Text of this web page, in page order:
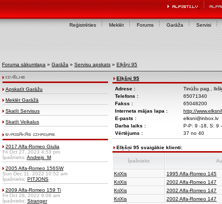
Reģistrēties Meklēt Forums Garāža Servisi
Foruma sākumlapa » Garāža » Servisu apskats » Elķšņi 95
Apskatīt Garāžu
Meklēt Garāžā
Skatīt Servisus
Skatīt Veikalus
2017 Alfa-Romeo Giulia
Fri Oct 27, 2023 4:53 pm
Īpašnieks: Andrejs_M
2005 Alfa-Romeo 156SW
Sun Dec 11, 2022 10:52 am
Īpašnieks: PITJONS
2009 Alfa-Romeo 159 Ti
Fri Oct 28, 2022 9:06 am
Īpašnieks: Stranger
Elķšņi 95
Adrese :
Tinūžu pag.,
Telefons :
65071340
Fakss :
65048200
Interneta mājas lapa :
http://
E-pasts :
elksni@inbox.lv
Darba laiks :
P-P: 9 -18, S: 9
Vērtējums :
37 no 40
Elķšņi 95 svaigākie klienti:
Īpašnieks
KriXis
1995 Alfa-Romeo 145
KriXis
2002 Alfa-Romeo 147
KriXis
2002 Alfa-Romeo 147
KriXis
2002 Alfa-Romeo 147